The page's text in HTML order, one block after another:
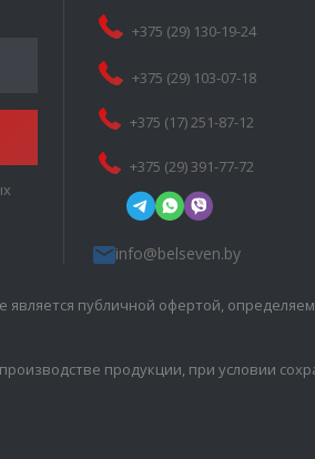
+375 (29) 130-19-24
+375 (29) 103-07-18
+375 (17) 251-87-12
+375 (29) 391-77-72
info@belseven.by
публичной офертой,
продукции, при условии